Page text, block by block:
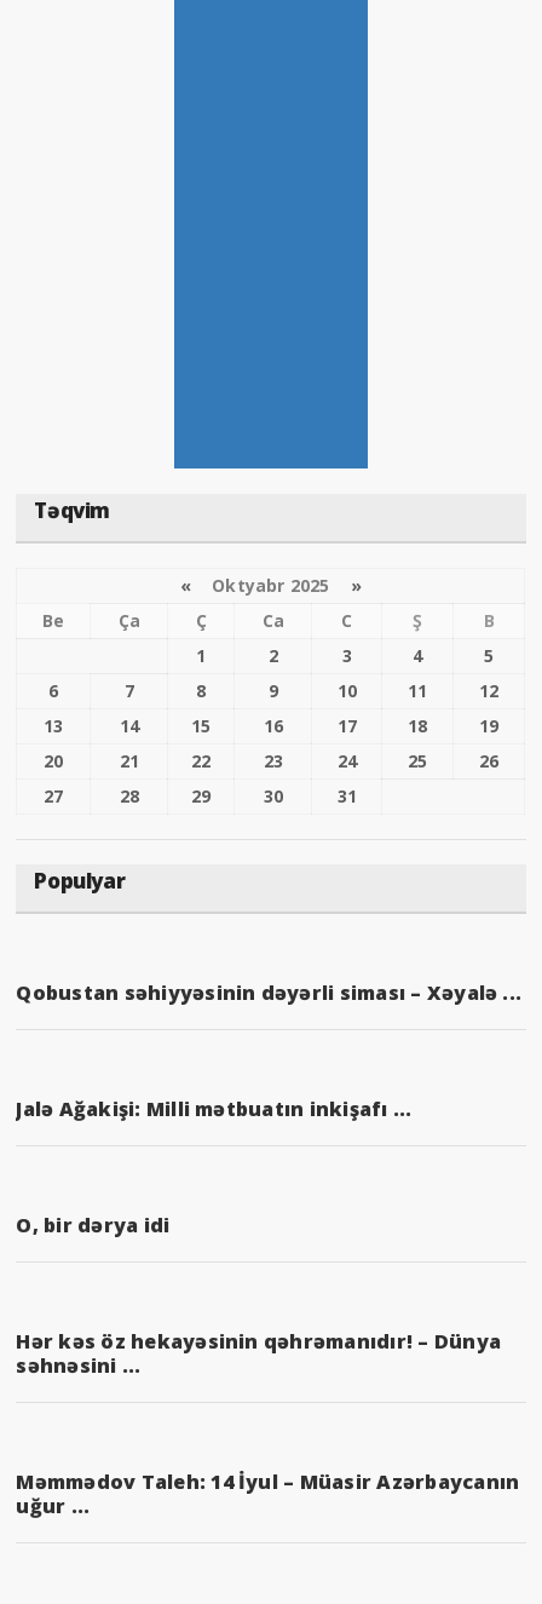
Təqvim
« Oktyabr 2025 »
Be
Ça Ç Ca C Ş
B
1
2 3 4
5
6
7 8 9 10 11
12
13
14 15 16 17 18
19
20
21 22 23 24 25
26
27
28 29 30 31
Populyar
Qobustan səhiyyəsinin dəyərli siması – Xəyalə ...
Jalə Ağakişi: Milli mətbuatın inkişafı ...
O, bir dərya idi
Hər kəs öz hekayəsinin qəhrəmanıdır! – Dünya
səhnəsini ...
Məmmədov Taleh: 14 İyul – Müasir Azərbaycanın
uğur ...